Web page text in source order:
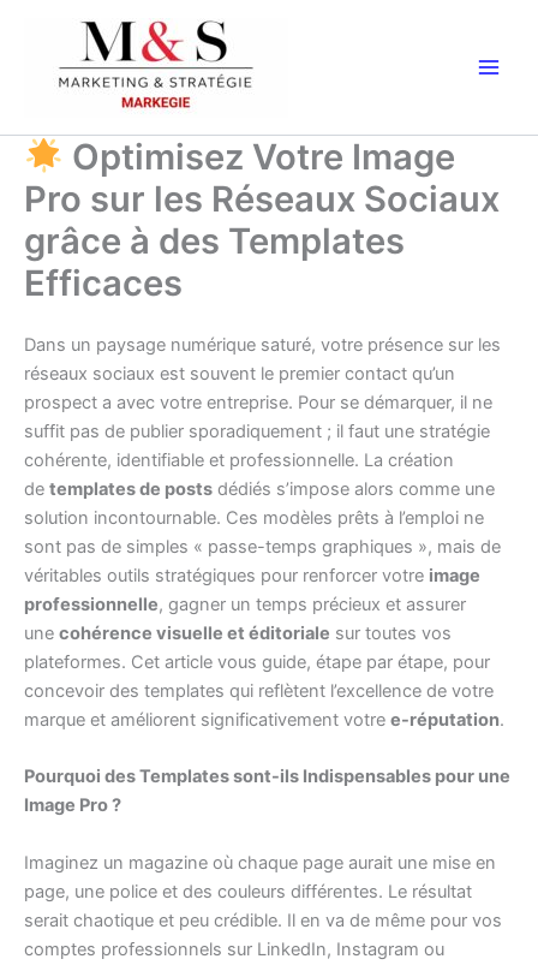
contenu
Optimisez Votre Image
Pro sur les Réseaux Sociaux
grâce à des Templates
Efficaces
Dans un paysage numérique saturé, votre présence sur les
réseaux sociaux est souvent le premier contact qu’un
prospect a avec votre entreprise. Pour se démarquer, il ne
suffit pas de publier sporadiquement ; il faut une stratégie
cohérente, identifiable et professionnelle. La création
de templates de posts dédiés s’impose alors comme une
solution incontournable. Ces modèles prêts à l’emploi ne
sont pas de simples « passe-temps graphiques », mais de
véritables outils stratégiques pour renforcer votre image
professionnelle, gagner un temps précieux et assurer
une cohérence visuelle et éditoriale sur toutes vos
plateformes. Cet article vous guide, étape par étape, pour
concevoir des templates qui reflètent l’excellence de votre
marque et améliorent significativement votre e-réputation.
Pourquoi des Templates sont-ils Indispensables pour une
Image Pro ?
Imaginez un magazine où chaque page aurait une mise en
page, une police et des couleurs différentes. Le résultat
serait chaotique et peu crédible. Il en va de même pour vos
comptes professionnels sur LinkedIn, Instagram ou